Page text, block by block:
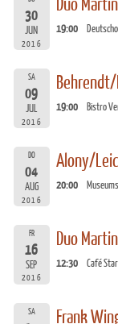
30
JUN
2016
Duo
19:00
SA
09
JUL
2016
19:00 Bistro
DO
04
AUG
2016
Alony/
20:00
FR
16
SEP
2016
Duo
12:30 Café
SA Frank